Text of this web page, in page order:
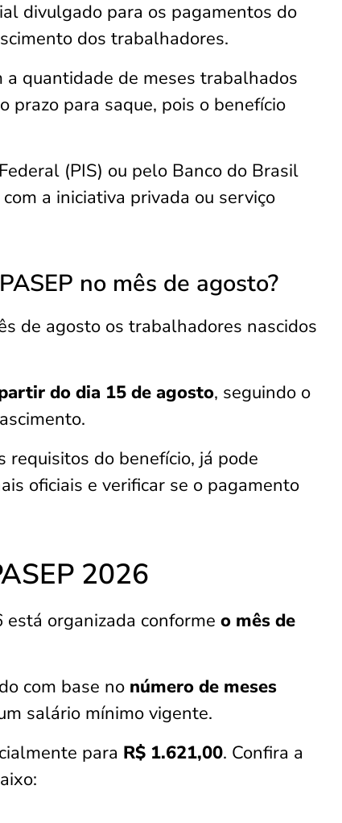
divulgado para os pagamentos do
dos trabalhadores.
quantidade de meses trabalhados
prazo para saque, pois o benefício
(PIS) ou pelo Banco do Brasil
a iniciativa privada ou serviço
no mês de agosto?
de agosto os trabalhadores nascidos
do dia 15 de agosto, seguindo o
requisitos do benefício, já pode
oficiais e verificar se o pagamento
2026
organizada conforme o mês de
com base no número de meses
salário mínimo vigente.
para R$ 1.621,00. Confira a